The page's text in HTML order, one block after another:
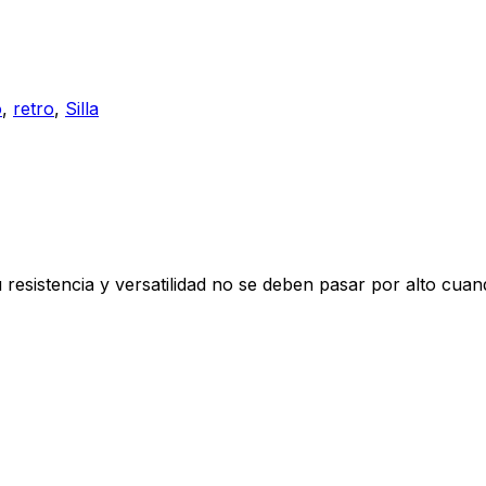
, retro, Silla
y versatilidad no se deben pasar por alto